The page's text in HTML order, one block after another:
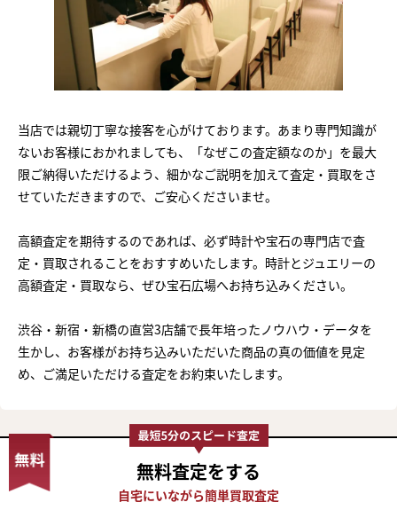
当店では親切丁寧な接客を心がけております。あまり専門知識が
ないお客様におかれましても、「なぜこの査定額なのか」を最大
限ご納得いただけるよう、細かなご説明を加えて査定・買取をさ
せていただきますので、ご安心くださいませ。
高額査定を期待するのであれば、必ず時計や宝石の専門店で査
定・買取されることをおすすめいたします。時計とジュエリーの
高額査定・買取なら、ぜひ宝石広場へお持ち込みください。
渋谷・新宿・新橋の直営3店舗で長年培ったノウハウ・データを
生かし、お客様がお持ち込みいただいた商品の真の価値を見定
め、ご満足いただける査定をお約束いたします。
無料査定をする